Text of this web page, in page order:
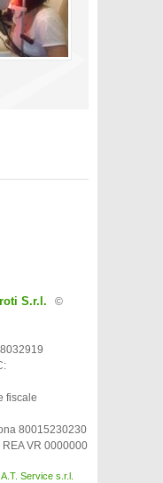
S.r.l. ©
fiscale
80015230230
VR 0000000
A.T. Service s.r.l.